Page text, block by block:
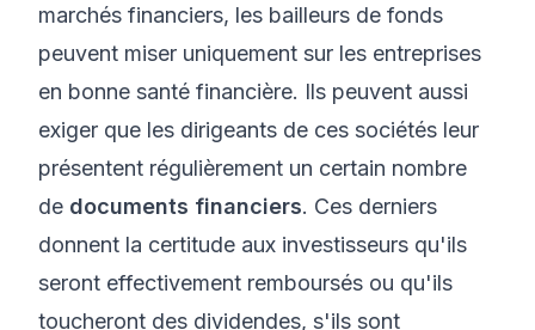
marchés financiers, les bailleurs de fonds
peuvent miser uniquement sur les entreprises
en bonne santé financière. Ils peuvent aussi
exiger que les dirigeants de ces sociétés leur
présentent régulièrement un certain nombre
de documents financiers. Ces derniers
donnent la certitude aux investisseurs qu'ils
seront effectivement remboursés ou qu'ils
toucheront des dividendes, s'ils sont